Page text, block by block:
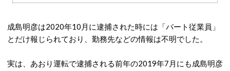
成島明彦は2020年10月に逮捕された時には「パート従業員」
とだけ報じられており、勤務先などの情報は不明でした。
実は、あおり運転で逮捕される前年の2019年7月にも成島明彦